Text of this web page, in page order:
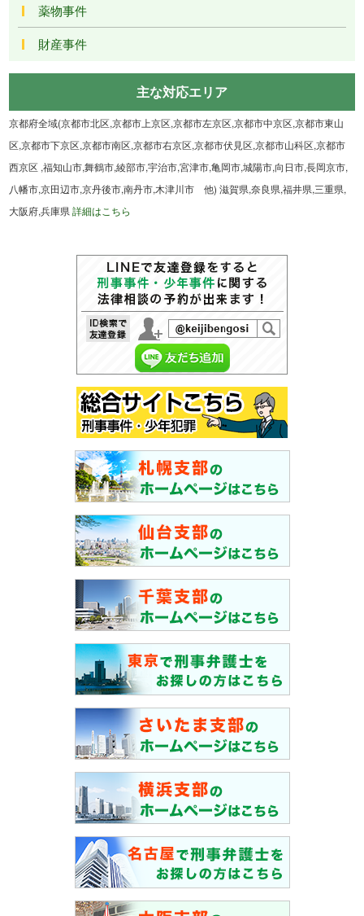
薬物事件
財産事件
主な対応エリア
京都府全域(京都市北区,京都市上京区,京都市左京区,京都市中京区,京都市東山
区,京都市下京区,京都市南区,京都市右京区,京都市伏見区,京都市山科区,京都市
西京区 ,福知山市,舞鶴市,綾部市,宇治市,宮津市,亀岡市,城陽市,向日市,長岡京市,
八幡市,京田辺市,京丹後市,南丹市,木津川市 他) 滋賀県,奈良県,福井県,三重県,
大阪府,兵庫県詳細はこちら